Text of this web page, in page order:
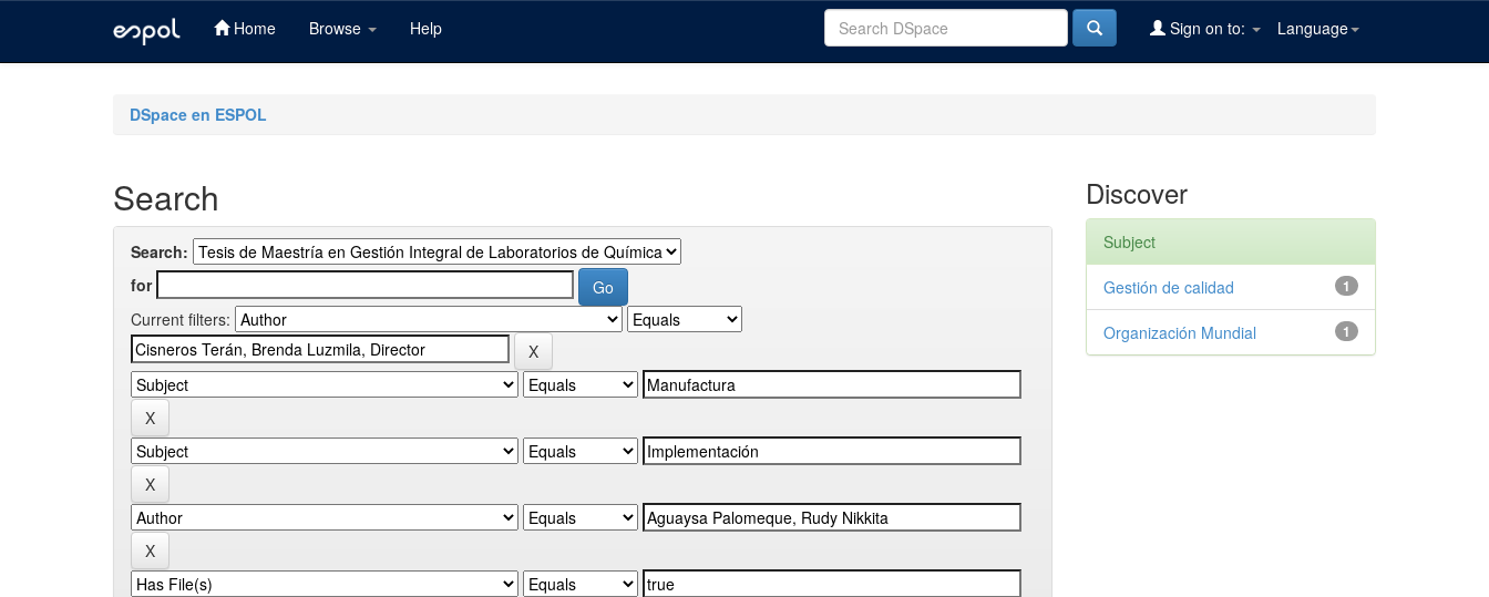
Home Browse Help Language
Sign on to:
DSpace en ESPOL
Search
Search:
for
Current filters:
Discover
Subject
1
Gestión de calidad
1
Organización Mundial